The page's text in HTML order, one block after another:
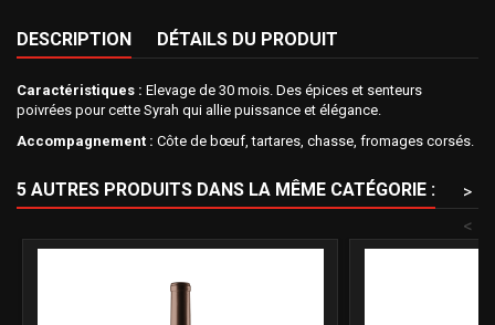
DESCRIPTION DÉTAILS DU PRODUIT
Caractéristiques : Elevage de 30 mois. Des épices et senteurs
poivrées pour cette Syrah qui allie puissance et élégance.
Accompagnement : Côte de bœuf, tartares, chasse, fromages corsés.
5 AUTRES PRODUITS DANS LA MÊME CATÉGORIE :
>
<